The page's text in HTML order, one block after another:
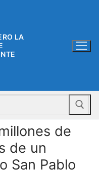
LA
de
de un
San Pablo